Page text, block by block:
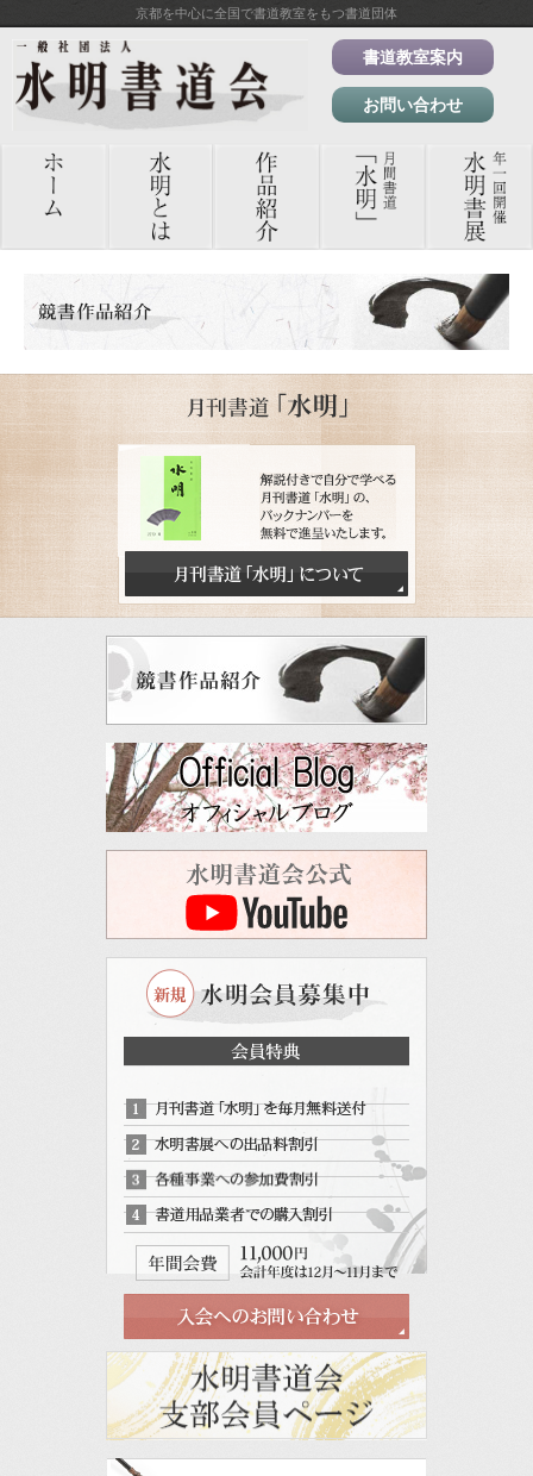
京都を中心に全国で書道教室をもつ書道団体
書道教室案内
お問い合わせ